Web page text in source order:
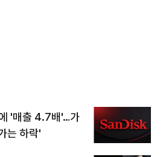
'매출 4.7배'…가
는 하락'